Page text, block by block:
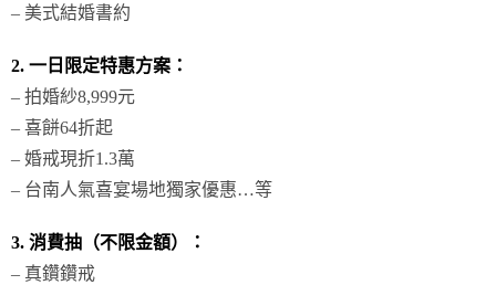
– 美式結婚書約
2. 一日限定特惠方案：
– 拍婚紗8,999元
– 喜餅64折起
– 婚戒現折1.3萬
– 台南人氣喜宴場地獨家優惠…等
3. 消費抽（不限金額）：
– 真鑽鑽戒